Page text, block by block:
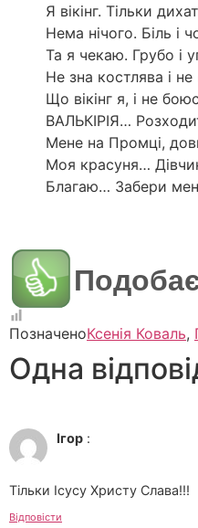
Я вікінг. Тільки
Нема нічого. Біль і
Та я чекаю. Грубо і
Не зна костлява і
Що вікінг я, і не
ВАЛЬКІРІЯ…
Мене на Промці,
Моя красуня…
Благаю… Забери
ПозначеноКсенія Коваль,
Одна
Ігор :
Тільки Ісусу Христу Слава!!!
Відповісти